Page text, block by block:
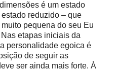
é um estado
reduzido – que
pequena do seu Eu
etapas iniciais da
personalidade egoica é
de seguir as
ser ainda mais forte. À